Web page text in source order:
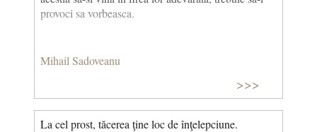
provoci sa vorbeasca.
Mihail Sadoveanu
>>>
La cel prost, tăcerea ţine loc de înţelepciune.